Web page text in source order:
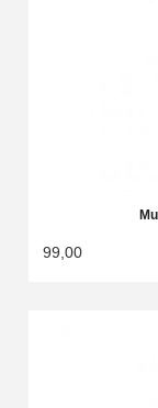
99,00